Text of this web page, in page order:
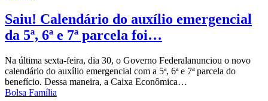
Saiu! Calendário do auxílio emergencial
da 5ª, 6ª e 7ª parcela foi…
Na última sexta-feira, dia 30, o Governo Federalanunciou o novo
calendário do auxílio emergencial com a 5ª, 6ª e 7ª parcela do
benefício. Dessa maneira, a Caixa Econômica…
Bolsa Família